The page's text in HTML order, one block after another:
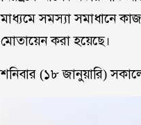
মাধ্যমে সমস্যা সমাধানে
মোতায়েন করা হয়েছে।
শনিবার (১৮ জানুয়ারি)